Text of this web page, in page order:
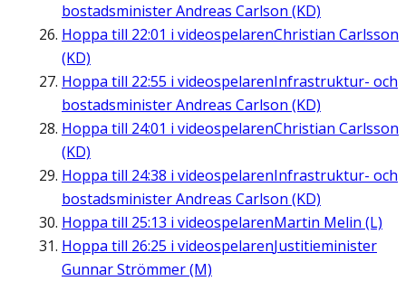
bostadsminister Andreas Carlson (KD)
Hoppa till 22:01 i videospelarenChristian Carlsson
(KD)
Hoppa till 22:55 i videospelarenInfrastruktur- och
bostadsminister Andreas Carlson (KD)
Hoppa till 24:01 i videospelarenChristian Carlsson
(KD)
Hoppa till 24:38 i videospelarenInfrastruktur- och
bostadsminister Andreas Carlson (KD)
Hoppa till 25:13 i videospelarenMartin Melin (L)
Hoppa till 26:25 i videospelarenJustitieminister
Gunnar Strömmer (M)